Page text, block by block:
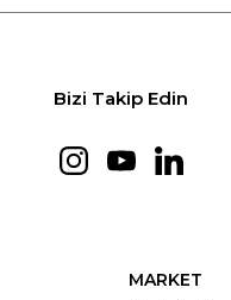
Bizi Takip Edin
MARKET